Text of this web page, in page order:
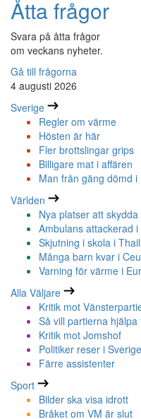
Åtta frågor
Svara på åtta frågor
om veckans nyheter.
Gå till frågorna
4 augusti 2026
Sverige
Regler om värme
Hösten är här
Fler brottslingar grips
Billigare mat i affären
Man från gäng dömd i
Världen
Nya platser att skydda
Ambulans attackerad
Skjutning i skola i
Många barn kvar i
Varning för värme i
Alla Väljare
Kritik mot
Så vill partierna hjälpa
Kritik mot Jomshof
Politiker reser i Sverige
Färre assistenter
Sport
Bilder ska visa idrott
Bråket om VM är slut